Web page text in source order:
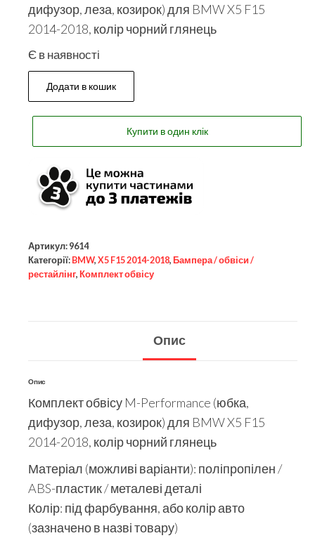
дифузор, леза, козирок) для BMW X5 F15
2014-2018, колір чорний глянець
Є в наявності
Додати в кошик
Купити в один клік
Артикул: 9614
Категорії: BMW, X5 F15 2014-2018, Бампера / обвіси /
рестайлінг, Комплект обвісу
Опис
Опис
Комплект обвісу M-Performance (юбка,
дифузор, леза, козирок) для BMW X5 F15
2014-2018, колір чорний глянець
Матеріал (можливі варіанти): поліпропілен /
ABS-пластик / металеві деталі
Колір: під фарбування, або колір авто
(зазначено в назві товару)